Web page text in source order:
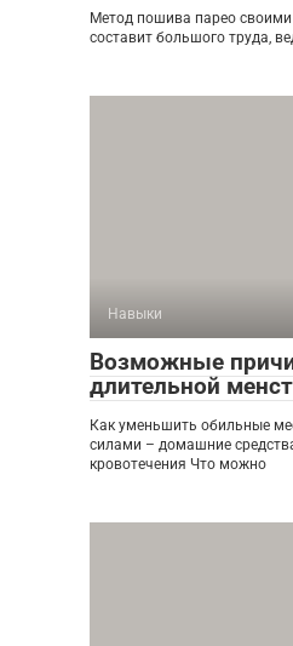
Метод пошива парео
составит большого труда,
Навыки
Возможные
длительной
Как уменьшить обильные
силами – домашние
кровотечения Что можно